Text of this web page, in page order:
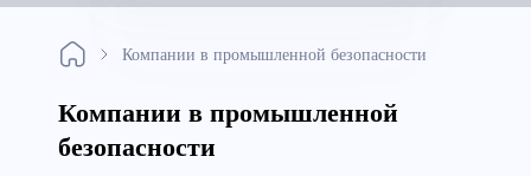
Компании в промышленной безопасности
Компании в промышленной
безопасности